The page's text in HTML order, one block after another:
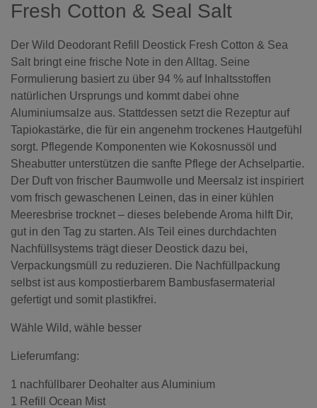
Fresh Cotton & Seal Salt
Der Wild Deodorant Refill Deostick Fresh Cotton & Sea
Salt bringt eine frische Note in den Alltag. Seine
Formulierung basiert zu über 94 % auf Inhaltsstoffen
natürlichen Ursprungs und kommt dabei ohne
Aluminiumsalze aus. Stattdessen setzt die Rezeptur auf
Tapiokastärke, die für ein angenehm trockenes Hautgefühl
sorgt. Pflegende Komponenten wie Kokosnussöl und
Sheabutter unterstützen die sanfte Pflege der Achselpartie.
Der Duft von frischer Baumwolle und Meersalz ist inspiriert
vom frisch gewaschenen Leinen, das in einer kühlen
Meeresbrise trocknet – dieses belebende Aroma hilft Dir,
gut in den Tag zu starten. Als Teil eines durchdachten
Nachfüllsystems trägt dieser Deostick dazu bei,
Verpackungsmüll zu reduzieren. Die Nachfüllpackung
selbst ist aus kompostierbarem Bambusfasermaterial
gefertigt und somit plastikfrei.
Wähle Wild, wähle besser
Lieferumfang:
1 nachfüllbarer Deohalter aus Aluminium
1 Refill Ocean Mist